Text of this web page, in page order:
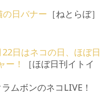
日バナー ［ねとらぼ］
日はネコの日、ほぼ日
ー！
［ほぼ日刊イトイ
ムボンのネコLIVE！